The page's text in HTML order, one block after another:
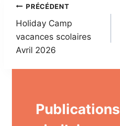
Navigation
de
l’article
PRÉCÉDENT
Holiday Camp
vacances scolaires
Avril 2026
Publications